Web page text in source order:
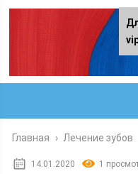
Главная › Лечение зубов
14.01.2020 1